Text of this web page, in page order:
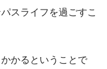
スライフを過ごすこ
かるということで